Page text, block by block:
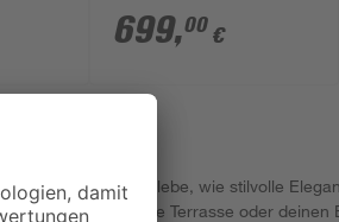
kg 134 x 108 cm
699,00 €
'Falun' und erlebe, wie stilvolle
Garten, deine Terrasse oder deinen